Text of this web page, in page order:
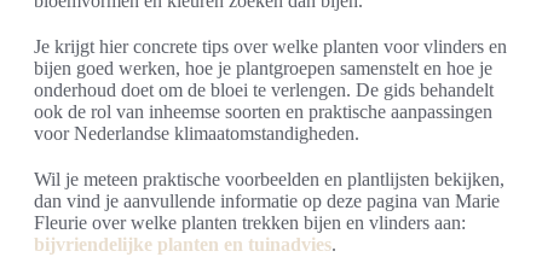
Je krijgt hier concrete tips over welke planten voor vlinders en
bijen goed werken, hoe je plantgroepen samenstelt en hoe je
onderhoud doet om de bloei te verlengen. De gids behandelt
ook de rol van inheemse soorten en praktische aanpassingen
voor Nederlandse klimaatomstandigheden.
Wil je meteen praktische voorbeelden en plantlijsten bekijken,
dan vind je aanvullende informatie op deze pagina van Marie
Fleurie over welke planten trekken bijen en vlinders aan:
bijvriendelijke planten en tuinadvies.